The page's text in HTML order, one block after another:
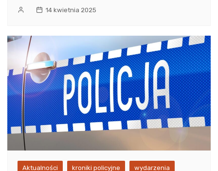
14 kwietnia 2025
Aktualności kroniki policyjne wydarzenia